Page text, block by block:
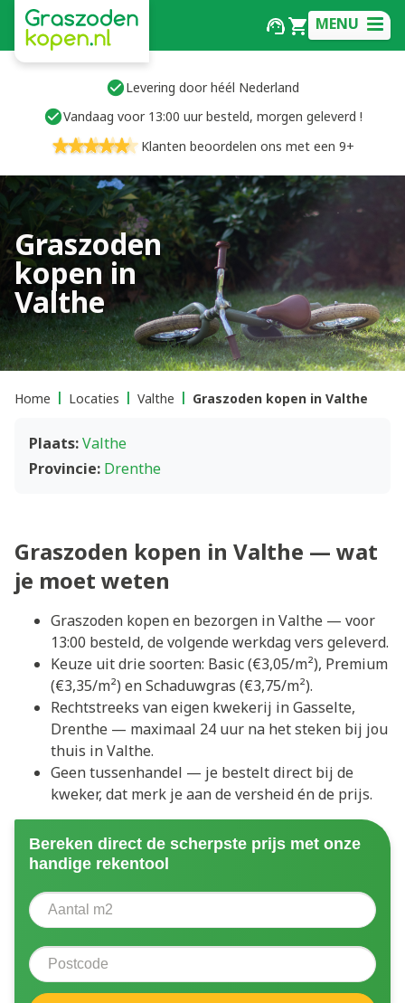
MENU
Levering door héél Nederland
Vandaag voor 13:00 uur besteld, morgen geleverd !
Klanten beoordelen ons met een 9+
Graszoden
kopen in
Valthe
Home Locaties Valthe Graszoden kopen in Valthe
Plaats:Valthe
Provincie: Drenthe
Graszoden kopen in Valthe — wat
je moet weten
Graszoden kopen en bezorgen in Valthe — voor
13:00 besteld, de volgende werkdag vers geleverd.
Keuze uit drie soorten: Basic (€3,05/m²), Premium
(€3,35/m²) en Schaduwgras (€3,75/m²).
Rechtstreeks van eigen kwekerij in Gasselte,
Drenthe — maximaal 24 uur na het steken bij jou
thuis in Valthe.
Geen tussenhandel — je bestelt direct bij de
kweker, dat merk je aan de versheid én de prijs.
Bereken direct de scherpste prijs met onze
handige rekentool
Aantal vierkante meter
Postcode